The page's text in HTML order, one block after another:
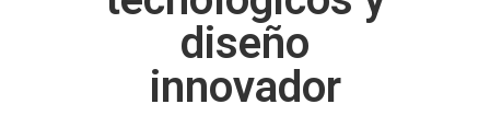
diseño
innovador